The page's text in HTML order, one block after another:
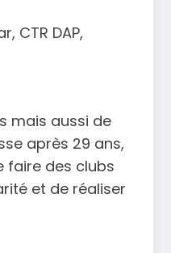
CTR DAP,
mais aussi de
après 29 ans,
faire des clubs
et de réaliser